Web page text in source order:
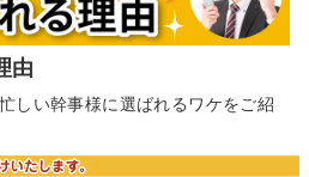
由
しい幹事様に選ばれるワケをご紹